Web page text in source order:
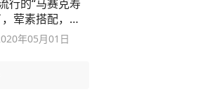
行的“马赛克寿
荤素搭配，营
年05月01日